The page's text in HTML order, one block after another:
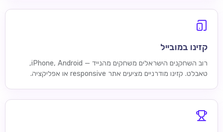
קזינו במובייל
רוב השחקנים הישראלים משחקים מהנייד — iPhone, Android,
טאבלט. קזינו מודרניים מציעים אתר responsive או אפליקציה.